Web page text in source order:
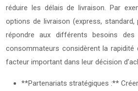
réduire les délais de livraison. Par
options de livraison (express,
répondre aux différents besoins des
consommateurs considèrent la rapidité
facteur important dans leur décision
**Partenariats stratégiques :**